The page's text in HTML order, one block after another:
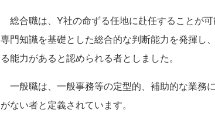
総合職は、Y社の命ずる任地に赴任することが
専門知識を基礎とした総合的な判断能力を発揮し
る能力があると認められる者としました。
一般職は、一般事務等の定型的、補助的な業務
がない者と定義されています。